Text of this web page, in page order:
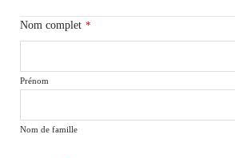
Nom complet *
Prénom
Nom de famille